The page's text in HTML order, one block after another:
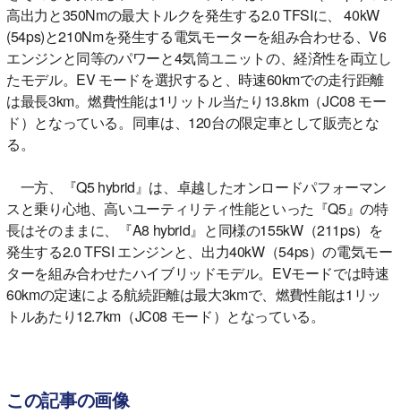
高出力と350Nmの最大トルクを発生する2.0 TFSIに、 40kW
(54ps)と210Nmを発生する電気モーターを組み合わせる、V6
エンジンと同等のパワーと4気筒ユニットの、経済性を両立し
たモデル。EV モードを選択すると、時速60kmでの走行距離
は最長3km。燃費性能は1リットル当たり13.8km（JC08 モー
ド）となっている。同車は、120台の限定車として販売とな
る。
一方、『Q5 hybrid』は、卓越したオンロードパフォーマン
スと乗り心地、高いユーティリティ性能といった『Q5』の特
長はそのままに、『A8 hybrid』と同様の155kW（211ps）を
発生する2.0 TFSI エンジンと、出力40kW（54ps）の電気モー
ターを組み合わせたハイブリッドモデル。EVモードでは時速
60kmの定速による航続距離は最大3kmで、燃費性能は1リッ
トルあたり12.7km（JC08 モード）となっている。
この記事の画像